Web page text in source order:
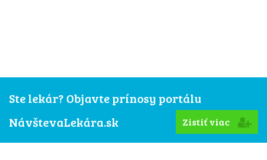
Ste lekár? Objavte prínosy portálu
NávštevaLekára.sk
Zistiť viac